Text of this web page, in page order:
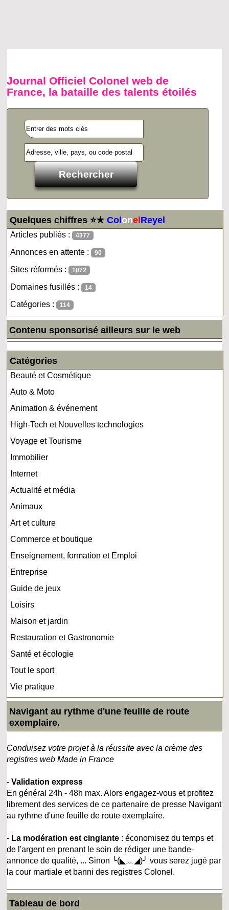
Journal Officiel Colonel web de
France, la bataille des talents étoilés
Quelques chiffres ⭐★ColonelReyel
Articles publiés : 4377
Annonces en attente : 90
Sites réformés : 1072
Domaines fusillés : 14
Catégories : 114
Contenu sponsorisé ailleurs sur le web
Catégories
Beauté et Cosmétique
Auto & Moto
Animation & événement
High-Tech et Nouvelles technologies
Voyage et Tourisme
Immobilier
Internet
Actualité et média
Animaux
Art et culture
Commerce et boutique
Enseignement, formation et Emploi
Entreprise
Guide de jeux
Loisirs
Maison et jardin
Restauration et Gastronomie
Santé et écologie
Tout le sport
Vie pratique
Navigant au rythme d'une feuille de route
exemplaire.
Conduisez votre projet à la réussite avec la crème des
registres web Made in France
-Validation express
En général 24h - 48h max. Alors engagez-vous et profitez
librement des services de ce partenaire de presse Navigant
au rythme d'une feuille de route exemplaire.
- La modération est cinglante : économisez du temps et
de l'argent en prenant le soin de rédiger une bande-
annonce de qualité, ... Sinon ╰(◣﹏◢)╯ vous serez jugé par
la cour martiale et banni des registres Colonel.
Tableau de bord